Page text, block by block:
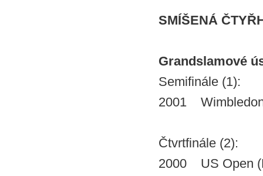
SMÍŠENÁ
Grandslamové
Semifinále (1):
2001
Čtvrtfinále (2):
2000 US Open